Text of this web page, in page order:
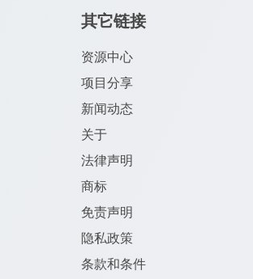
其它链接
资源中心
项目分享
新闻动态
关于
法律声明
商标
免责声明
隐私政策
条款和条件